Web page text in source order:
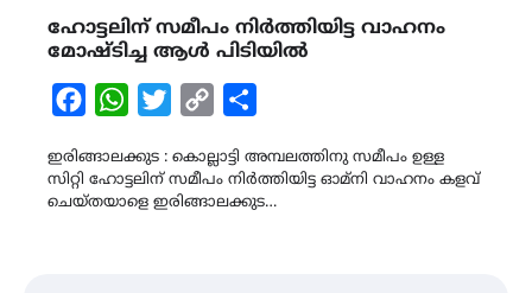
ഹോട്ടലിന് സമീപം നിർത്തിയിട്ട വാഹനം
മോഷ്ടിച്ച ആൾ പിടിയിൽ
FacebookWhatsAppTwitterCopy
ഇരിങ്ങാലക്കുട : കൊല്ലാട്ടി അമ്പലത്തിനു സമീപം ഉള്ള
സിറ്റി ഹോട്ടലിന് സമീപം നിർത്തിയിട്ട ഓമ്നി വാഹനം കളവ്
ചെയ്‌തയാളെ ഇരിങ്ങാലക്കുട…